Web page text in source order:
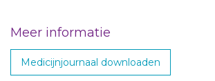
Meer informatie
Medicijnjournaal downloaden